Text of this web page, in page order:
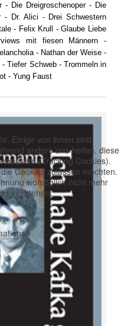
- Die Dreigroschenoper- Die
- Dr. Alici - Drei Schwestern
- Felix Krull -Glaube Liebe
mit fiesen Männern -
- Nathan der Weise -
-Tiefer Schweb- Trommeln in
- Yung Faust
Einige von ihnen sind
andere uns helfen, diese
(Tracking Cookies).
Cookies zulassen möchten.
womöglich nicht mehr
stehen.